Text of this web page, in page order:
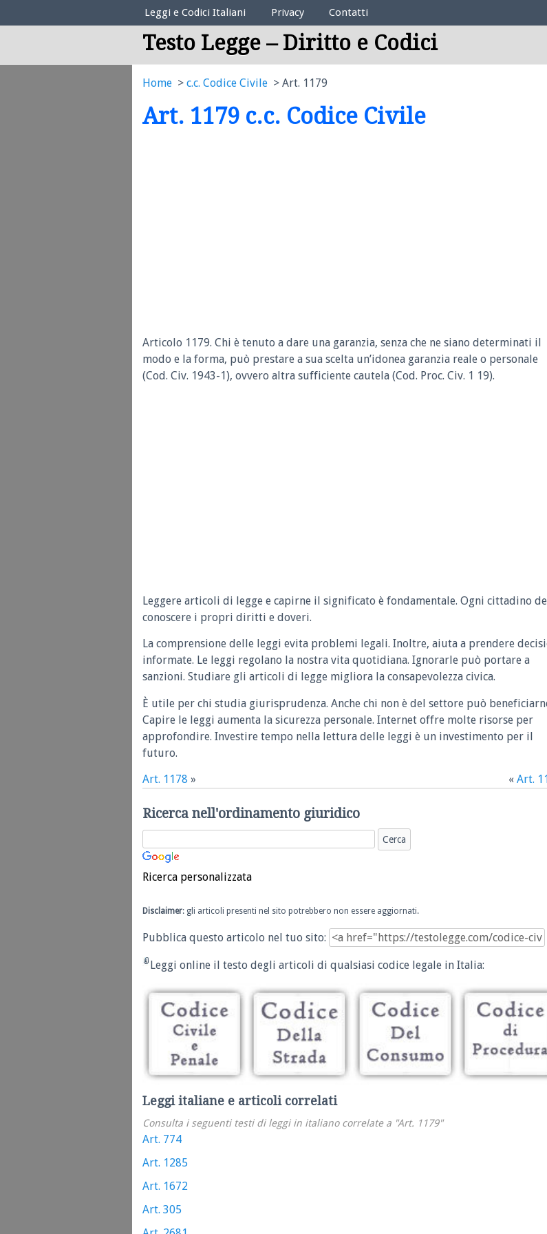
Elenco Codici Legali
Leggi e Codici Italiani Privacy Contatti
Testo Legge – Diritto e Codici
Home c.c. Codice Civile Art. 1179
Art. 1179 c.c. Codice Civile
Articolo 1179. Chi è tenuto a dare una garanzia, senza che ne siano determinati il
modo e la forma, può prestare a sua scelta un’idonea garanzia reale o personale
(Cod. Civ. 1943-1), ovvero altra sufficiente cautela (Cod. Proc. Civ. 1 19).
Leggere articoli di legge e capirne il significato è fondamentale. Ogni cittadino
conoscere i propri diritti e doveri.
La comprensione delle leggi evita problemi legali. Inoltre, aiuta a prendere
informate. Le leggi regolano la nostra vita quotidiana. Ignorarle può portare a
sanzioni. Studiare gli articoli di legge migliora la consapevolezza civica.
È utile per chi studia giurisprudenza. Anche chi non è del settore può
Capire le leggi aumenta la sicurezza personale. Internet offre molte risorse per
approfondire. Investire tempo nella lettura delle leggi è un investimento per il
futuro.
Art. 1178 » « Art.
Ricerca nell'ordinamento giuridico
Ricerca personalizzata
Disclaimer: gli articoli presenti nel sito potrebbero non essere aggiornati.
Pubblica questo articolo nel tuo sito:
Leggi online il testo degli articoli di qualsiasi codice legale in Italia:
Leggi italiane e articoli correlati
Consulta i seguenti testi di leggi in italiano correlate a "Art. 1179"
Art. 774
Art. 1285
Art. 1672
Art. 305